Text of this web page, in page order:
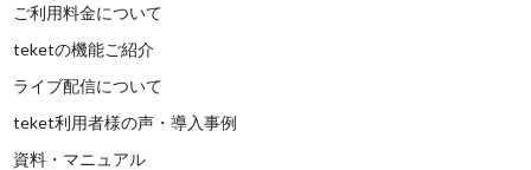
ご利用料金について
teketの機能ご紹介
ライブ配信について
teket利用者様の声・導入事例
資料・マニュアル